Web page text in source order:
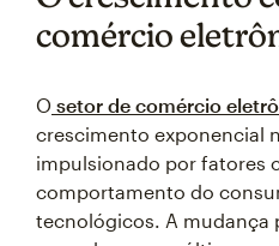
comércio
O setor de comércio
crescimento exponencial
impulsionado por fatores
comportamento do
tecnológicos. A mudança